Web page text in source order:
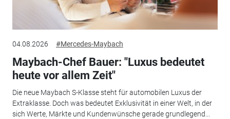
04.08.2026 #Mercedes-Maybach
Maybach-Chef Bauer: "Luxus bedeutet
heute vor allem Zeit"
Die neue Maybach S-Klasse steht für automobilen Luxus der
Extraklasse. Doch was bedeutet Exklusivität in einer Welt, in der
sich Werte, Märkte und Kundenwünsche gerade grundlegend...